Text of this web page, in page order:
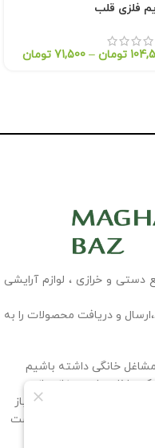
فلزی قلب
تومان –
71,500 تومان
دستی و خرازی ، لوازم آرایشی
و دریافت محصولات را به
مشاغل خانگی داشته باشیم
داخل سایت مغازه باز
که به سفارش مغازه باز
عزیزان به خانمهای سرپرست
میکنیم کمک کرده